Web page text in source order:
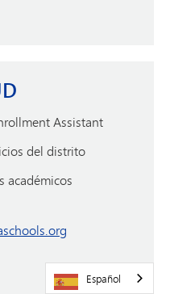
Assistant
del distrito
académicos
Español